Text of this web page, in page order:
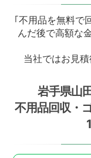
｢不用品を無料で
んだ後で高額な
当社ではお見
岩手県山
不用品回収・